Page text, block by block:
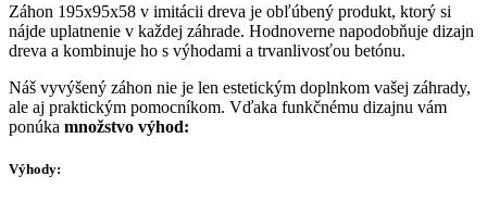
Záhon 195x95x58 v imitácii dreva je obľúbený produkt, ktorý si
nájde uplatnenie v každej záhrade. Hodnoverne napodobňuje dizajn
dreva a kombinuje ho s výhodami a trvanlivosťou betónu.
Náš vyvýšený záhon nie je len estetickým doplnkom vašej záhrady,
ale aj praktickým pomocníkom. Vďaka funkčnému dizajnu vám
ponúka množstvo výhod:
Výhody: